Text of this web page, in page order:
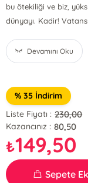
bu ötekiliği ve biz,
dünyayı. Kadir!
Devamını Oku
% 35 İndirim
Liste Fiyatı : 230,00
Kazancınız : 80,50
₺149,50
Sepete